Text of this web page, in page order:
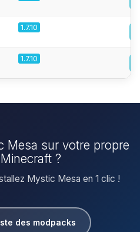
1.7.10
1.7.10
Mesa sur votre propre
?
Mystic Mesa en 1 clic !
des modpacks